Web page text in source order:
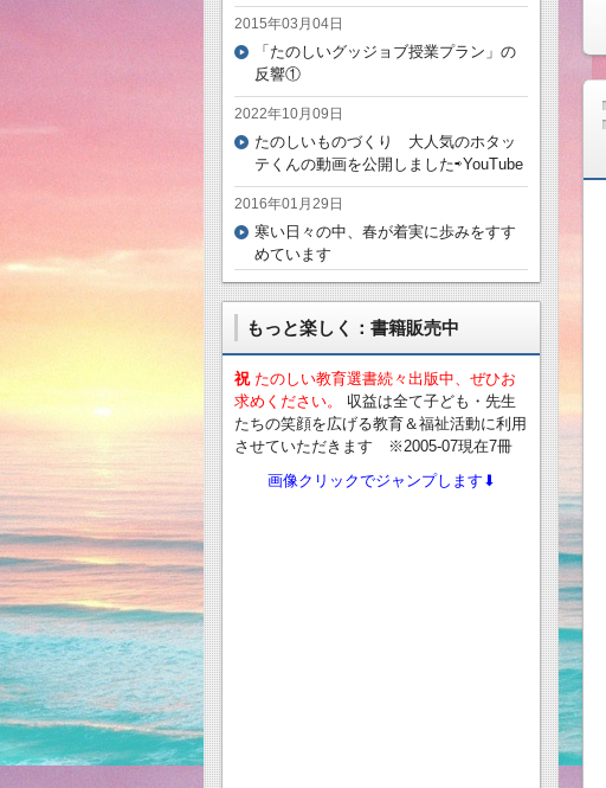
2015年03月04日
「たのしいグッジョブ授業プラン」の
反響①
2022年10月09日
たのしいものづくり 大人気のホタッ
テくんの動画を公開しました⇨YouTube
2016年01月29日
寒い日々の中、春が着実に歩みをすす
めています
もっと楽しく：書籍販売中
祝 たのしい教育選書続々出版中、ぜひお
求めください。
収益は全て子ども・先生
たちの笑顔を広げる教育＆福祉活動に利用
させていただきます ※2005-07現在7冊
画像クリックでジャンプします⬇︎